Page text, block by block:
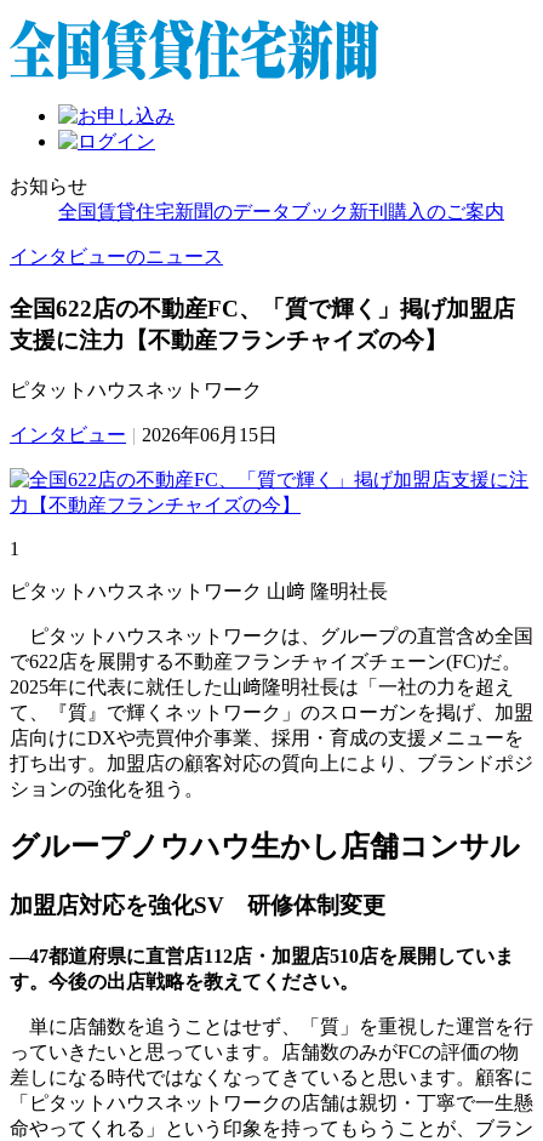
お知らせ
全国賃貸住宅新聞のデータブック新刊購入のご案内
インタビューのニュース
全国622店の不動産FC、「質で輝く」掲げ加盟店
支援に注力【不動産フランチャイズの今】
ピタットハウスネットワーク
インタビュー | 2026年06月15日
1
ピタットハウスネットワーク 山﨑 隆明社長
ピタットハウスネットワークは、グループの直営含め全国
で622店を展開する不動産フランチャイズチェーン(FC)だ。
2025年に代表に就任した山﨑隆明社長は「一社の力を超え
て、『質』で輝くネットワーク」のスローガンを掲げ、加盟
店向けにDXや売買仲介事業、採用・育成の支援メニューを
打ち出す。加盟店の顧客対応の質向上により、ブランドポジ
ションの強化を狙う。
グループノウハウ生かし店舗コンサル
加盟店対応を強化SV 研修体制変更
―47都道府県に直営店112店・加盟店510店を展開していま
す。今後の出店戦略を教えてください。
単に店舗数を追うことはせず、「質」を重視した運営を行
っていきたいと思っています。店舗数のみがFCの評価の物
差しになる時代ではなくなってきていると思います。顧客に
「ピタットハウスネットワークの店舗は親切・丁寧で一生懸
命やってくれる」という印象を持ってもらうことが、ブラン